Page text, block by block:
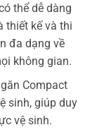
thể dễ dàng
thiết kế và thi
đa dạng về
không gian.
Compact
sinh, giúp duy
vệ sinh.